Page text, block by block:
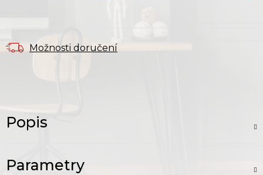
Možnosti doručení
Popis
Parametry